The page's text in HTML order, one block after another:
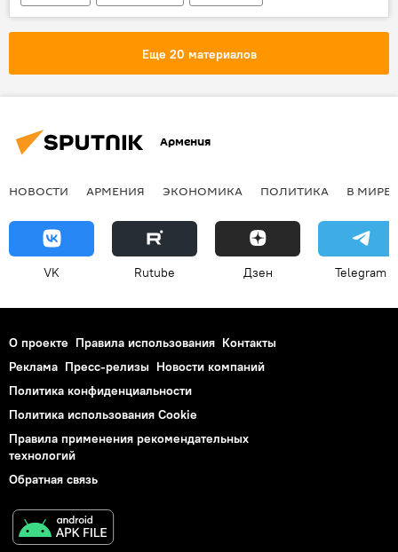
Мегри
зона свободной торговли
Еще 20 материалов
Армения
НОВОСТИ АРМЕНИЯ ЭКОНОМИКА ПОЛИТИКА В МИРЕ
VK Rutube Дзен Telegram
О проекте Правила использования Контакты
Реклама Пресс-релизы Новости компаний
Политика конфиденциальности
Политика использования Cookie
Правила применения рекомендательных
технологий
Обратная связь